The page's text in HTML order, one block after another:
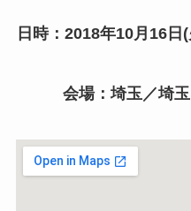
日時：2018年10月16
会場：埼玉／埼